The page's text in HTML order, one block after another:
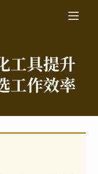
工具提升
工作效率